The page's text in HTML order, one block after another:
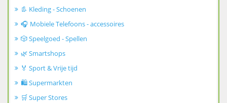
👢 Kleding - Schoenen
🎧 Mobiele Telefoons - accessoires
🎲 Speelgoed - Spellen
🌿 Smartshops
🏅 Sport & Vrije tijd
🛍️ Supermarkten
🛒 Super Stores